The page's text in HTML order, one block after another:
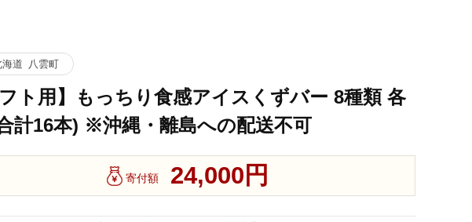
海道 八雲町
フト用】もっちり食感アイスくずバー 8種類 各
計16本) ※沖縄・離島への配送不可
寄付額 24,000円